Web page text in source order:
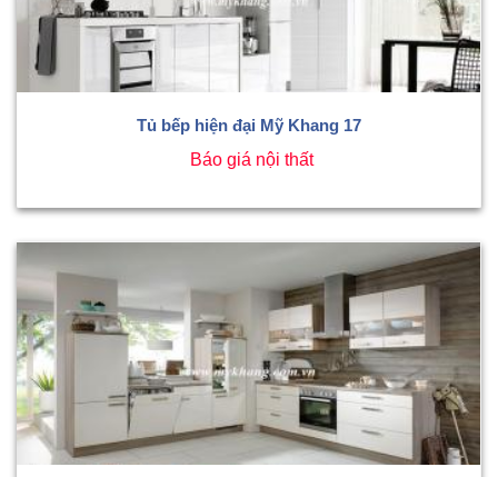
Tủ bếp hiện đại Mỹ Khang 17
Báo giá nội thất